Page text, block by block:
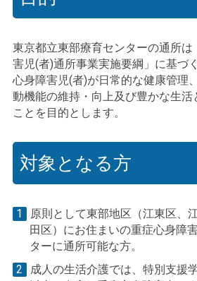
東京都立東部療育センターの通所
害児(者)通所事業実施要綱」に基づ
心身障害児(者)が日常的な健康管理
動機能の維持・向上及び豊かな生活
ことを目的とします。
対象となる方
1
原則として東部地区（江東区、
田区）にお住まいの重症心身障
ターに通所可能な方。
2
成人の生活介護では、特別支援